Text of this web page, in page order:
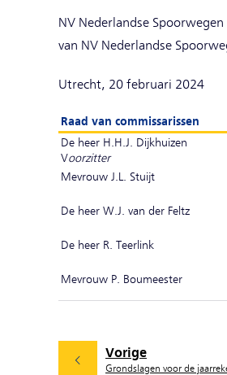
NV Nederlandse
van NV Nederlandse
Utrecht, 20 februari 2024
Raad van commissarissen
De heer H.H.J. Dijkhuizen
Voorzitter
Mevrouw J.L. Stuijt
De heer W.J. van der Feltz
De heer R. Teerlink
Mevrouw P. Boumeester
Vorige
Grondslagen voor de